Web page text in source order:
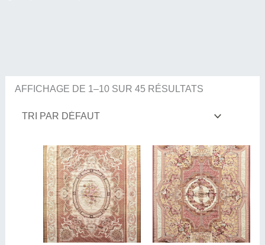
AFFICHAGE DE 1–10 SUR 45 RÉSULTATS